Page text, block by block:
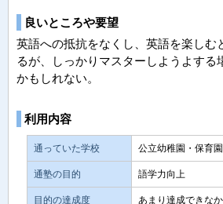
良いところや要望
英語への抵抗をなくし、英語を楽しむ
るが、しっかりマスターしようよする
かもしれない。
利用内容
通っていた学校 公立幼稚園・保育園
通塾の目的 語学力向上
目的の達成度 あまり達成できな